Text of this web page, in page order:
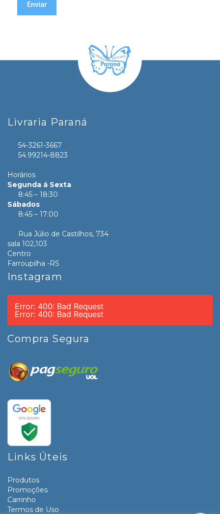
Livraria Paraná
54-3261-3667
54.99214-8823
Horários
Segunda á Sexta
8:45 – 18:30
Sábados
8:45 – 17:00
Rua Júlio de Castilhos, 734
sala 102,103
Centro
Farroupilha -RS
Instagram
Error: 400: Bad Request
Error: 400: Bad Request
Compra Segura
Links Úteis
Produtos
Promoções
Carrinho
Termos de Uso